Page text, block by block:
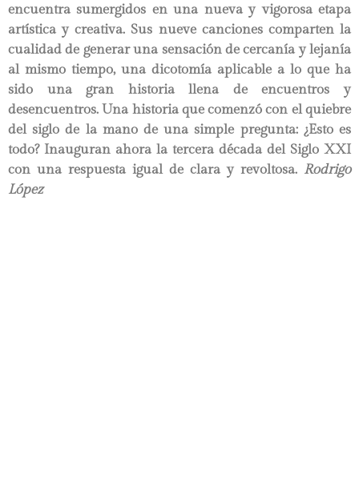
encuentra sumergidos en una nueva y vigorosa etapa
artística y creativa. Sus nueve canciones comparten la
cualidad de generar una sensación de cercanía y lejanía
al mismo tiempo, una dicotomía aplicable a lo que ha
sido una gran historia llena de encuentros y
desencuentros. Una historia que comenzó con el quiebre
del siglo de la mano de una simple pregunta: ¿Esto es
todo? Inauguran ahora la tercera década del Siglo XXI
con una respuesta igual de clara y revoltosa. Rodrigo
López